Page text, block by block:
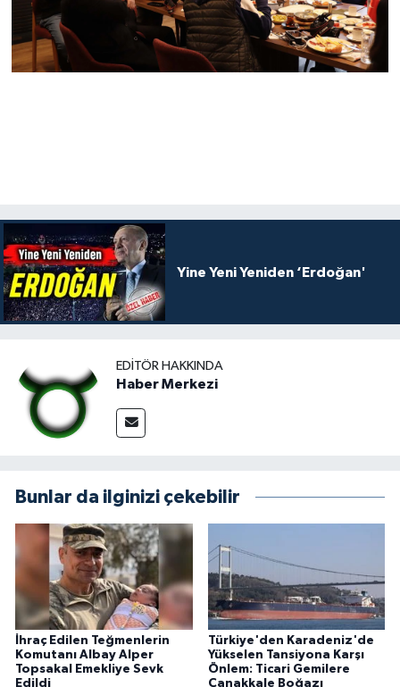
Yine Yeni Yeniden ‘Erdoğan'
EDITÖR HAKKINDA
Haber Merkezi
Bunlar da ilginizi çekebilir
İhraç Edilen Teğmenlerin
Komutanı Albay Alper
Topsakal Emekliye Sevk
Edildi
Türkiye'den Karadeniz'de
Yükselen Tansiyona Karşı
Önlem: Ticari Gemilere
Çanakkale Boğazı